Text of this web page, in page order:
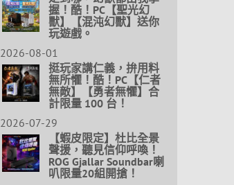
握！酷！PC【聖光幻
獸】【混沌幻獸】送你
玩遊戲。
2026-08-01
挺玩家講仁義，拚用料
無所懼！酷！PC【仁者
無敵】【勇者無懼】合
計限量 100 台！
2026-07-29
【蝦皮限定】杜比全景
聲援，聽見信仰呼喚！
ROG Gjallar Soundbar喇
叭限量20組開搶！